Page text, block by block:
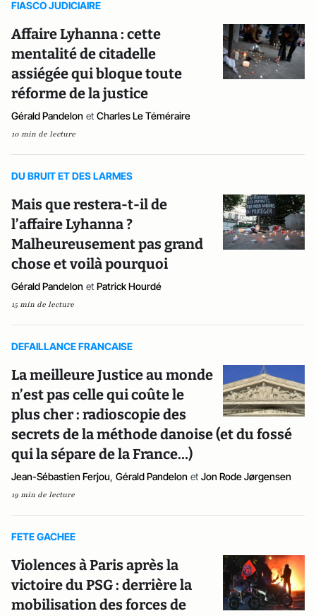
FIASCO JUDICIAIRE
Affaire Lyhanna : cette
mentalité de citadelle
assiégée qui bloque toute
réforme de la justice
Gérald Pandelon et Charles Le Téméraire
10 min de lecture
DU BRUIT ET DES LARMES
Mais que restera-t-il de
l’affaire Lyhanna ?
Malheureusement pas grand
chose et voilà pourquoi
Gérald Pandelon et Patrick Hourdé
15 min de lecture
DEFAILLANCE FRANCAISE
La meilleure Justice au monde
n’est pas celle qui coûte le
plus cher : radioscopie des
secrets de la méthode danoise (et du fossé
qui la sépare de la France…)
Jean-Sébastien Ferjou, Gérald Pandelon et Jon Rode Jørgensen
19 min de lecture
FETE GACHEE
Violences à Paris après la
victoire du PSG : derrière la
mobilisation des forces de